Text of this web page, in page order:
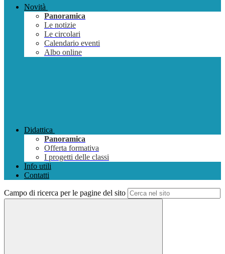
Novità
Panoramica
Le notizie
Le circolari
Calendario eventi
Albo online
Didattica
Panoramica
Offerta formativa
I progetti delle classi
Info utili
Contatti
Campo di ricerca per le pagine del sito